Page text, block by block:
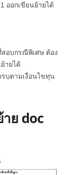
ออกเขียนย้ายได้
อบกรณีพิเศษ ต้อง
ายได้
บตามเงื่อนไขทุน
ย doc